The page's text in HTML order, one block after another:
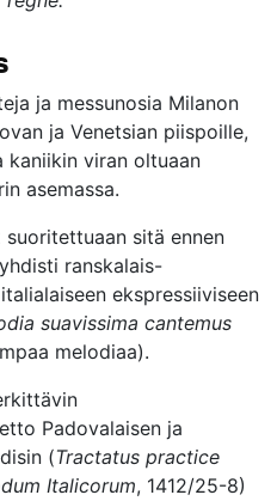
ja messunosia Milanon
ja Venetsian piispoille,
kaniikin viran oltuaan
asemassa.
sitä ennen
ranskalais-
ekspressiiviseen
suavissima cantemus
melodiaa).
Padovalaisen ja
(Tractatus practice
Italicorum, 1412/25-8)